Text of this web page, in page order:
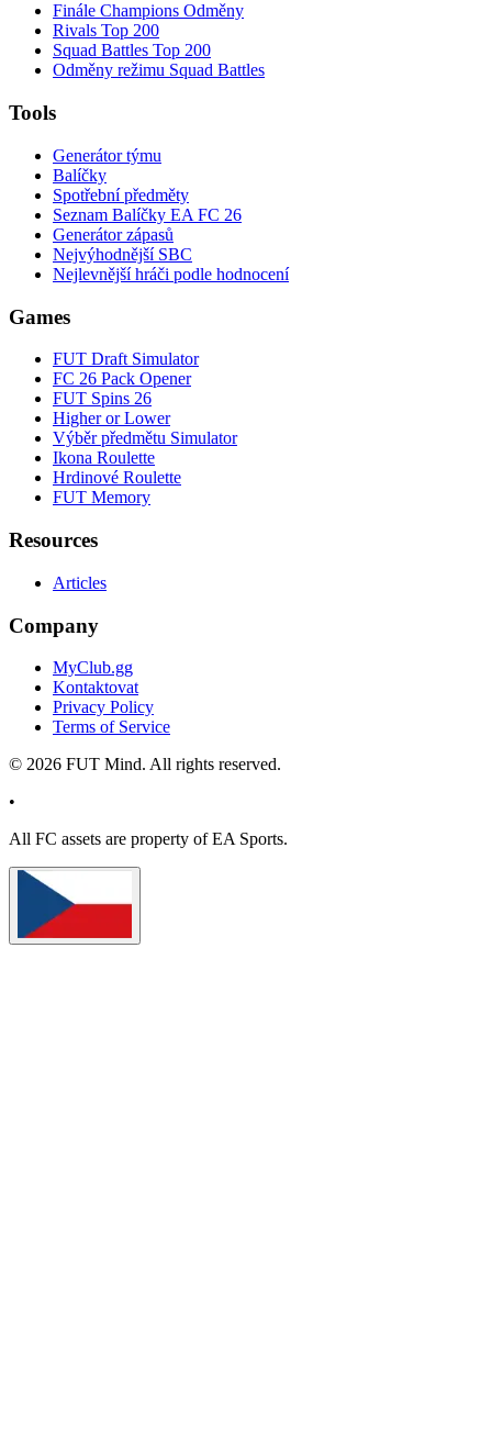
Finále Champions Odměny
Rivals Top 200
Squad Battles Top 200
Odměny režimu Squad Battles
Tools
Generátor týmu
Balíčky
Spotřební předměty
Seznam Balíčky EA FC 26
Generátor zápasů
Nejvýhodnější SBC
Nejlevnější hráči podle hodnocení
Games
FUT Draft Simulator
FC 26 Pack Opener
FUT Spins 26
Higher or Lower
Výběr předmětu Simulator
Ikona Roulette
Hrdinové Roulette
FUT Memory
Resources
Articles
Company
MyClub.gg
Kontaktovat
Privacy Policy
Terms of Service
© 2026 FUT Mind. All rights reserved.
•
All FC assets are property of EA Sports.